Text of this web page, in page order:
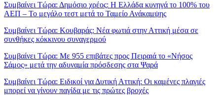
Συμβαίνει Τώρα: Δημόσιο χρέος: Η Ελλάδα κυνηγά το 100% του
ΑΕΠ – Το μεγάλο τεστ μετά το Ταμείο Ανάκαμψης
Συμβαίνει Τώρα: Κουβαράς: Νέα φωτιά στην Αττική μέσα σε
συνθήκες κόκκινου συναγερμού
Συμβαίνει Τώρα: Με 955 επιβάτες προς Πειραιά το «Νήσος
Σάμος» μετά την αδυναμία πρόσδεσης στα Ψαρά
Συμβαίνει Τώρα: Ειδικοί για Δυτική Αττική: Οι καμένες πλαγιές
μπορεί να γίνουν παγίδα με τις πρώτες βροχές